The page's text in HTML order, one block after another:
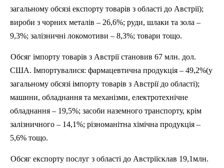
загальному обсязі експорту товарів з області до Австрії);
вироби з чорних металів – 26,6%; руди, шлаки та зола –
9,3%; залізничні локомотиви – 8,3%; товари тощо.
Обсяг імпорту товарів з Австріїстановив 67 млн. дол.
США. Імпортувалися: фармацевтична продукція – 49,2%(у
загальному обсязі імпорту товарів з Австріїдо області);
машини, обладнання та механізми, електротехнічне
обладнання – 19,5%; засоби наземного транспорту, крім
залізничного – 14,1%; різноманітна хімічна продукція –
5,6% тощо.
Обсяг експорту послуг з області до Австріїсклав 19,1млн.